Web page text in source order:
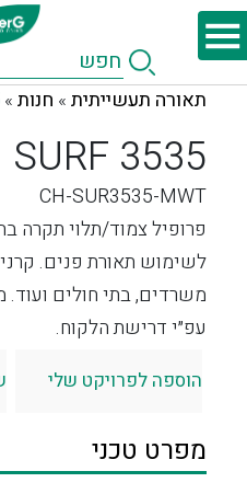
תאורה תעשייתית » חנות »
SURF 3535
CH-SUR3535-MWT
פרופיל צמוד/תלוי תקרה
לשימוש תאורת פנים.
משרדים, בתי חולים
עפ״י דרישת הלקוח.
הוספה לפרויקט שלי
מפרט טכני